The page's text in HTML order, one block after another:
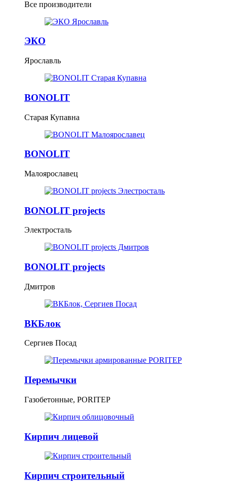
Все производители
ЭКО
Ярославль
BONOLIT
Старая Купавна
BONOLIT
Малоярославец
BONOLIT projects
Электросталь
BONOLIT projects
Дмитров
ВКБлок
Сергиев Посад
Перемычки
Газобетонные, PORITEP
Кирпич лицевой
Кирпич строительный